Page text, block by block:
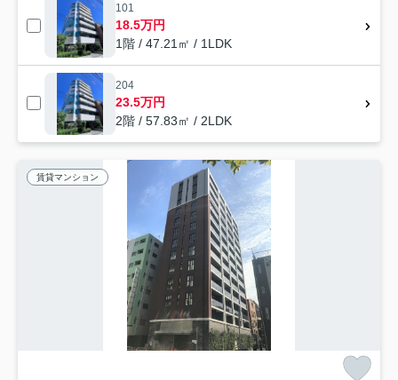
101
18.5万円
1階 / 47.21㎡ / 1LDK
204
23.5万円
2階 / 57.83㎡ / 2LDK
賃貸マンション